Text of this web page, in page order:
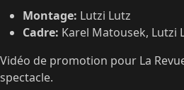
Montage: Lutzi Lutz
Cadre: Karel Matousek, Lutzi
Vidéo de promotion pour La
spectacle.